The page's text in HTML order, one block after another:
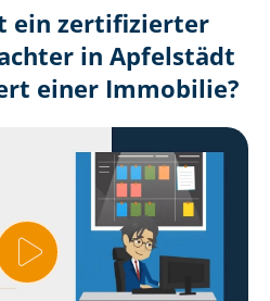
ein zertifizierter
in Apfelstädt
einer Immobilie?